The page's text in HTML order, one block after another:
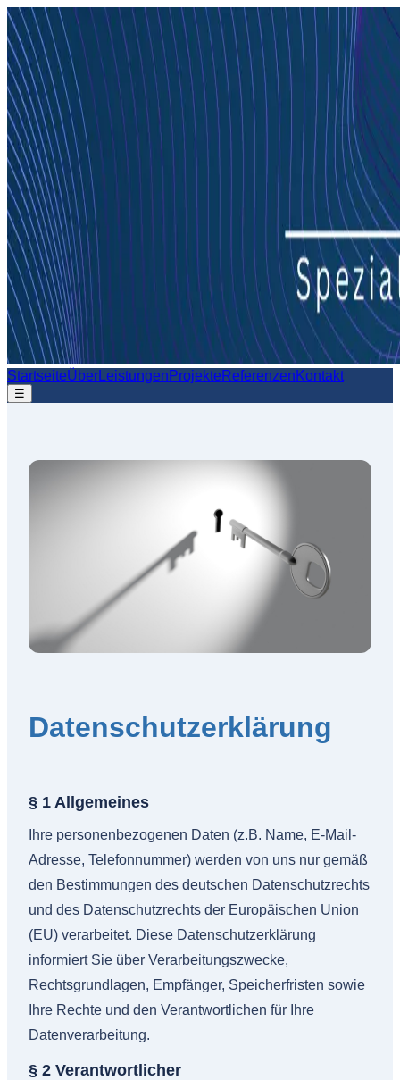
StartseiteÜberLeistungenProjekteReferenzenKontakt
☰
Datenschutzerklärung
§ 1 Allgemeines
Ihre personenbezogenen Daten (z.B. Name, E-Mail-
Adresse, Telefonnummer) werden von uns nur gemäß
den Bestimmungen des deutschen Datenschutzrechts
und des Datenschutzrechts der Europäischen Union
(EU) verarbeitet. Diese Datenschutzerklärung
informiert Sie über Verarbeitungszwecke,
Rechtsgrundlagen, Empfänger, Speicherfristen sowie
Ihre Rechte und den Verantwortlichen für Ihre
Datenverarbeitung.
§ 2 Verantwortlicher